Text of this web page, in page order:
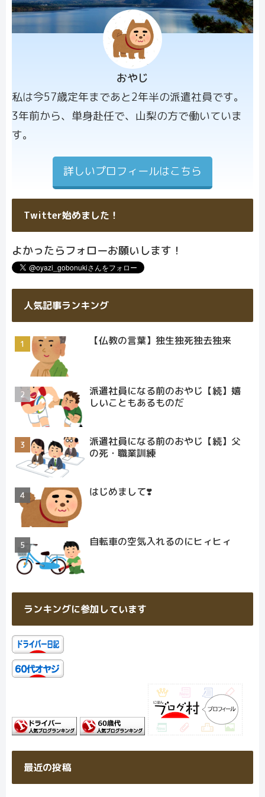
プロフィー
ル画像
おやじ
私は今57歳定年まであと2年半の派遣社員です。
3年前から、単身赴任で、山梨の方で働いていま
す。
詳しいプロフィールはこちら
Twitter始めました！
よかったらフォローお願いします！
人気記事ランキング
【仏教の言葉】独生独死独去独来
派遣社員になる前のおやじ【続】嬉
しいこともあるものだ
派遣社員になる前のおやじ【続】父
の死・職業訓練
はじめまして❣️
自転車の空気入れるのにヒィヒィ
ランキングに参加しています
最近の投稿